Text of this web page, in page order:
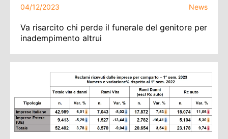
04/12/2023 News
Va risarcito chi perde il funerale del genitore per
inadempimento altrui